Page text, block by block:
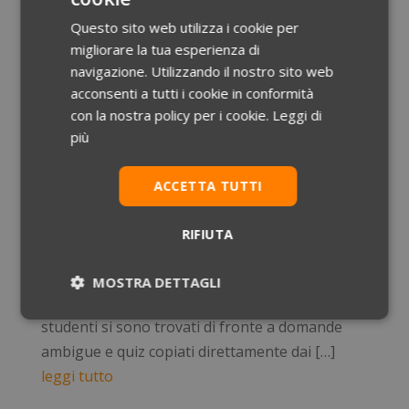
Possono sperare […]
leggi tutto
Test medicina, 53mila esclusi, gli studenti accusano:
“graduatoria falsata”. Pioggia di ricorsi in arrivo
Ott 10, 2016
La graduatoria nazionale per l’accesso alle
facoltà di Medicina è ancora fresca di
pubblicazione e le polemiche non accennano a
risalgono al 6 settembre scorso, giorno in cui
studenti si sono trovati di fronte a domande
ambigue e quiz copiati direttamente dai […]
leggi tutto
Questo sito web utilizza i cookie per
migliorare la tua esperienza di
navigazione. Utilizzando il nostro sito web
acconsenti a tutti i cookie in conformità
con la nostra policy per i cookie. Leggi di
più
ACCETTA TUTTI
RIFIUTA
MOSTRA DETTAGLI
Necessari Statistici Marketing